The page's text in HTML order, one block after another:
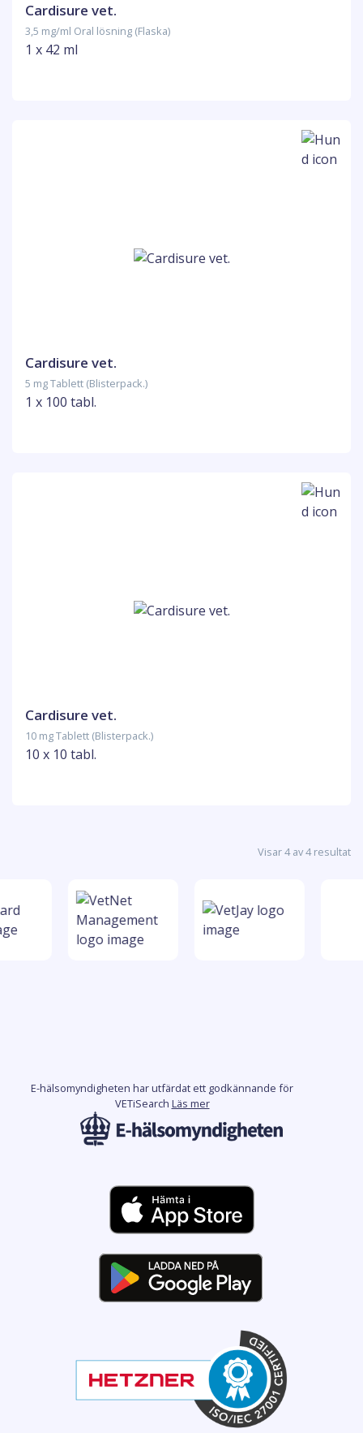
Cardisure vet.
3,5 mg/ml Oral lösning (Flaska)
1 x 42 ml
Cardisure vet.
5 mg Tablett (Blisterpack.)
1 x 100 tabl.
Cardisure vet.
10 mg Tablett (Blisterpack.)
10 x 10 tabl.
Visar 4 av 4 resultat
E-hälsomyndigheten har utfärdat ett godkännande för
VETiSearch Läs mer